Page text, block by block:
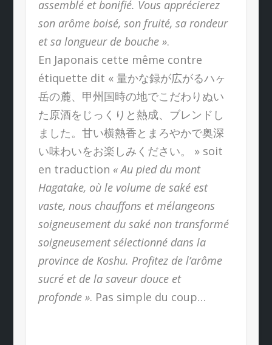
assemblé et bonifié. Vous apprécierez
son arôme boisé, son fruité, sa rondeur
et sa longueur de bouche ».
En Japonais cette même contre
étiquette dit « 量かな録が広がるハヶ
岳の麓、甲州国時の地でこだわりぬい
た原酒をじっくりと熱成、ブレンドし
ました。甘い横熱香とまろやかで奥深
い味わいをお楽しみください。 » soit
en traduction « Au pied du mont
Hagatake, où le volume de saké est
vaste, nous chauffons et mélangeons
soigneusement du saké non transformé
soigneusement sélectionné dans la
province de Koshu. Profitez de l’arôme
sucré et de la saveur douce et
profonde ». Pas simple du coup…